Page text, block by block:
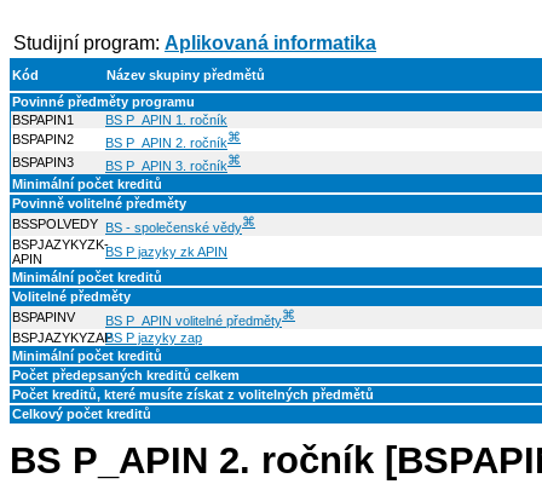
Studijní program: Aplikovaná informatika
Kód
Název skupiny předmětů
Povinné předměty programu
BSPAPIN1
BS P_APIN 1. ročník
BSPAPIN2
BS P_APIN 2. ročník⌘
BSPAPIN3
BS P_APIN 3. ročník⌘
Minimální počet kreditů
Povinně volitelné předměty
BSSPOLVEDY
BS - společenské vědy⌘
BSPJAZYKYZK-
APIN
BS P jazyky zk APIN
Minimální počet kreditů
Volitelné předměty
BSPAPINV
BS P_APIN volitelné předměty⌘
BSPJAZYKYZAPBS P jazyky zap
Minimální počet kreditů
Počet předepsaných kreditů celkem
Počet kreditů, které musíte získat z volitelných předmětů
Celkový počet kreditů
BS P_APIN 2. ročník